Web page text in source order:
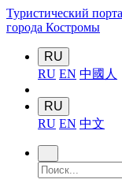
Туристический
города Костромы
RU
RU EN 中國人
RU
RU EN 中文